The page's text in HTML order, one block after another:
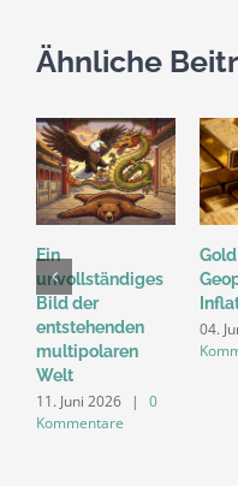
Ähnliche
Ein
unvollständiges
Bild der
entstehenden
multipolaren
Welt
11. Juni 2026 |
0
Kommentare
04.